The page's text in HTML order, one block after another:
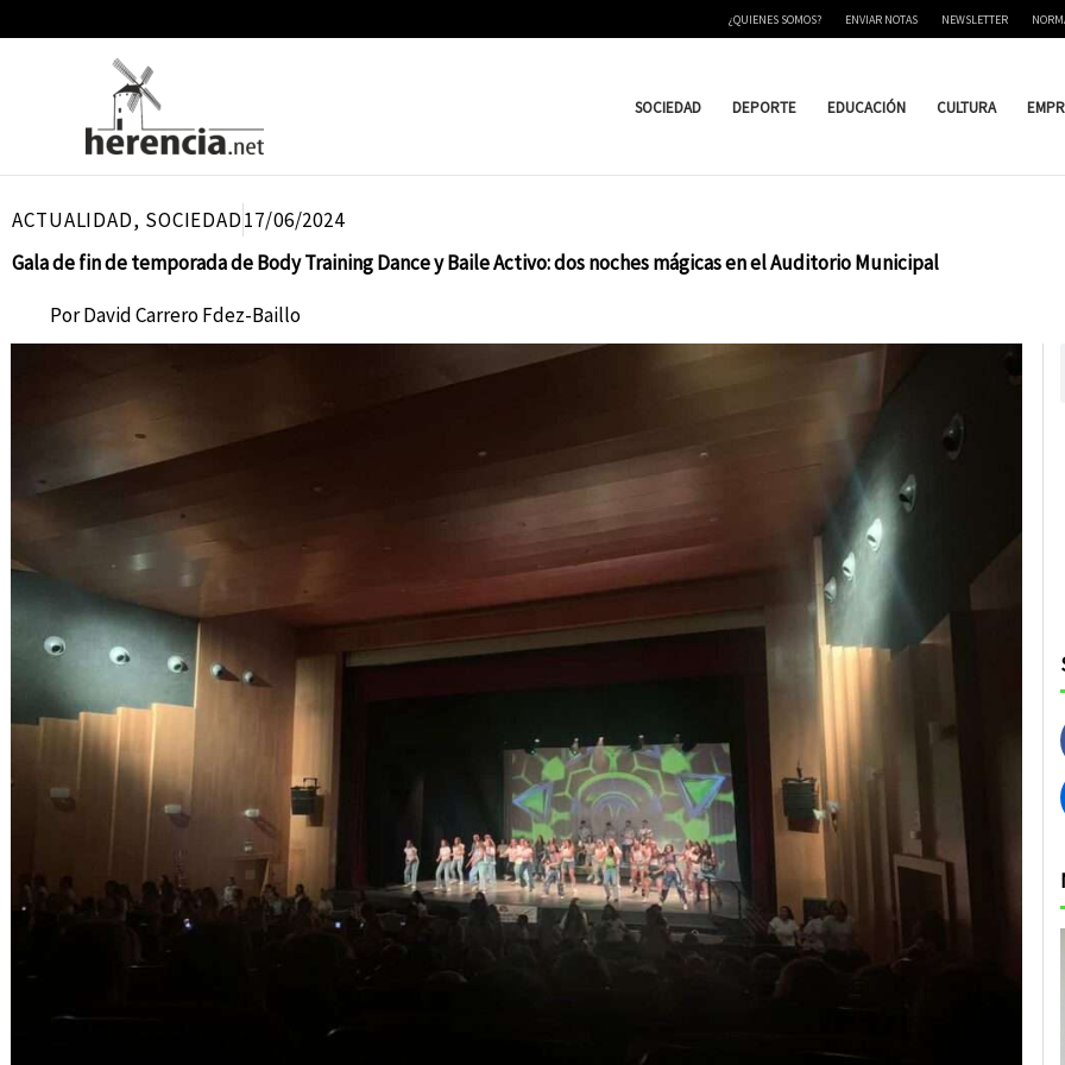
¿QUIENES SOMOS? ENVIAR NOTAS NEWSLETTER
SOCIEDAD DEPORTE EDUCACIÓN CULTURA
ACTUALIDAD, SOCIEDAD17/06/2024
Gala de fin de temporada de Body Training Dance y Baile Activo: dos noches mágicas en el Auditorio Municipal
PorDavid Carrero Fdez-Baillo